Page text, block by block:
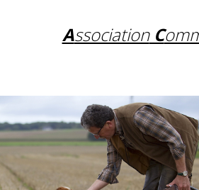
AssociationC